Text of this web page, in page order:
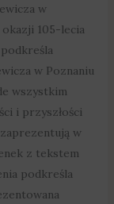
w
105-lecia
w Poznaniu
wszystkim
i przyszłości
w
z tekstem
podkreśla